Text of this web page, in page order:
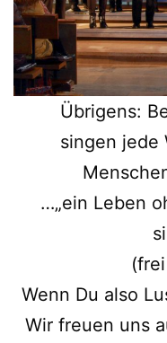
Übrigens:
singen jede
…„ein Leben
Wenn Du also
Wir freuen uns